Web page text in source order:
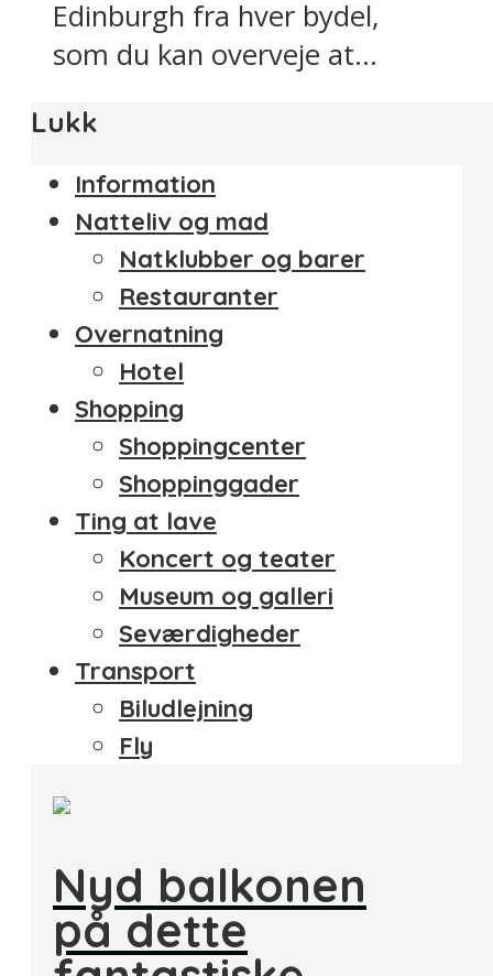
Edinburgh fra hver bydel,
som du kan overveje at...
Lukk
Information
Natteliv og mad
Natklubber og barer
Restauranter
Overnatning
Hotel
Shopping
Shoppingcenter
Shoppinggader
Ting at lave
Koncert og teater
Museum og galleri
Seværdigheder
Transport
Biludlejning
Fly
Nyd balkonen
på dette